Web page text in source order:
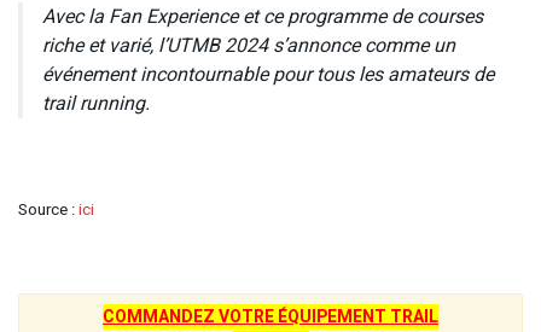
Avec la Fan Experience et ce programme de courses
riche et varié, l’UTMB 2024 s’annonce comme un
événement incontournable pour tous les amateurs de
trail running.
Source :ici
COMMANDEZ VOTRE ÉQUIPEMENT TRAIL